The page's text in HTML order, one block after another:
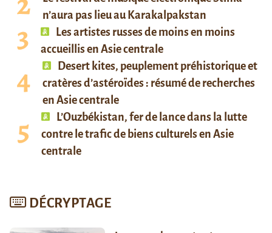
n’aura pas lieu au Karakalpakstan
Les artistes russes de moins en moins
accueillis en Asie centrale
Desert kites, peuplement préhistorique et
cratères d’astéroïdes : résumé de recherches
en Asie centrale
L’Ouzbékistan, fer de lance dans la lutte
contre le trafic de biens culturels en Asie
centrale
DÉCRYPTAGE